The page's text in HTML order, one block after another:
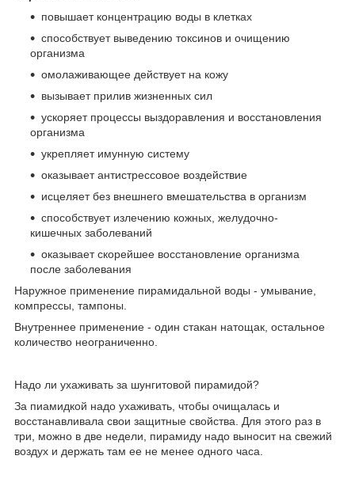
повышает концентрацию воды в клетках
способствует выведению токсинов и очищению
организма
омолаживающее действует на кожу
вызывает прилив жизненных сил
ускоряет процессы выздоравления и восстановления
организма
укрепляет имунную систему
оказывает антистрессовое воздействие
исцеляет без внешнего вмешательства в организм
способствует излечению кожных, желудочно-
кишечных заболеваний
оказывает скорейшее восстановление организма
после заболевания
Наружное применение пирамидальной воды - умывание,
компрессы, тампоны.
Внутреннее применение - один стакан натощак, остальное
количество неограниченно.
Надо ли ухаживать за шунгитовой пирамидой?
За пиамидкой надо ухаживать, чтобы очищалась и
восстанавливала свои защитные свойства. Для этого раз в
три, можно в две недели, пирамиду надо выносит на свежий
воздух и держать там ее не менее одного часа.